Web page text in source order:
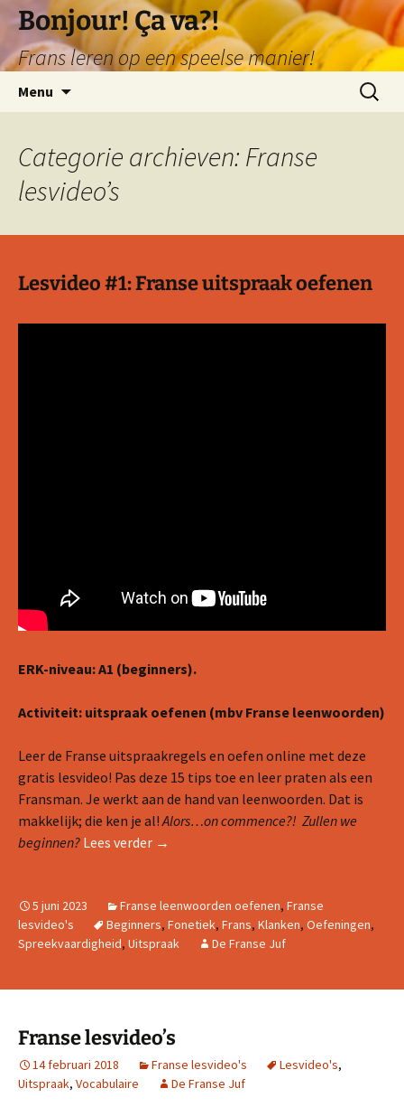
naar
de
inhoud
Bonjour! Ça va?!
Frans leren op een speelse manier!
Menu
Zoeken
naar:
Categorie archieven: Franse
lesvideo’s
Lesvideo #1: Franse uitspraak oefenen
ERK-niveau: A1 (beginners).
Activiteit: uitspraak oefenen (mbv Franse leenwoorden)
Leer de Franse uitspraakregels en oefen online met deze
gratis lesvideo! Pas deze 15 tips toe en leer praten als een
Fransman. Je werkt aan de hand van leenwoorden. Dat is
makkelijk; die ken je al!Alors…on commence?! Zullen we
beginnen? Lees verder Lesvideo #1: Franse uitspraak oefenen
→
5 juni 2023 Franse leenwoorden oefenen, Franse
lesvideo's
Beginners, Fonetiek, Frans, Klanken, Oefeningen,
Spreekvaardigheid, Uitspraak De Franse Juf
Franse lesvideo’s
14 februari 2018 Franse lesvideo's Lesvideo's,
Uitspraak, Vocabulaire De Franse Juf